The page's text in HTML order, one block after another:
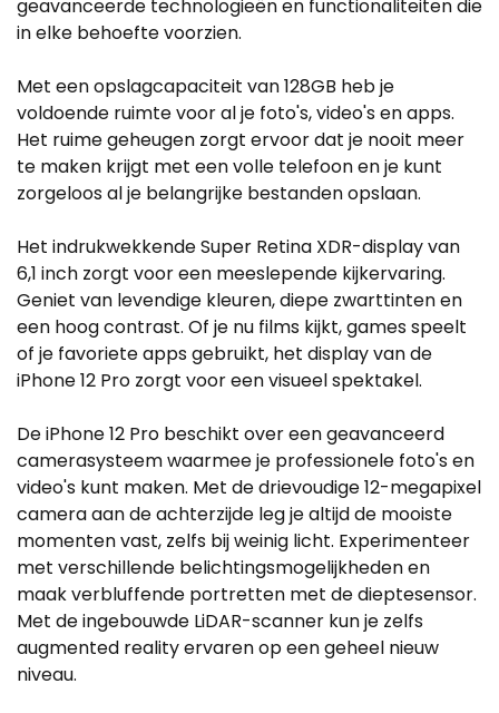
geavanceerde technologieën en functionaliteiten die
in elke behoefte voorzien.
Met een opslagcapaciteit van 128GB heb je
voldoende ruimte voor al je foto's, video's en apps.
Het ruime geheugen zorgt ervoor dat je nooit meer
te maken krijgt met een volle telefoon en je kunt
zorgeloos al je belangrijke bestanden opslaan.
Het indrukwekkende Super Retina XDR-display van
6,1 inch zorgt voor een meeslepende kijkervaring.
Geniet van levendige kleuren, diepe zwarttinten en
een hoog contrast. Of je nu films kijkt, games speelt
of je favoriete apps gebruikt, het display van de
iPhone 12 Pro zorgt voor een visueel spektakel.
De iPhone 12 Pro beschikt over een geavanceerd
camerasysteem waarmee je professionele foto's en
video's kunt maken. Met de drievoudige 12-megapixel
camera aan de achterzijde leg je altijd de mooiste
momenten vast, zelfs bij weinig licht. Experimenteer
met verschillende belichtingsmogelijkheden en
maak verbluffende portretten met de dieptesensor.
Met de ingebouwde LiDAR-scanner kun je zelfs
augmented reality ervaren op een geheel nieuw
niveau.